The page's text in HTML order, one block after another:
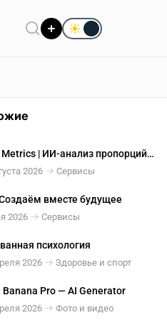
Metrics | ИИ-анализ пропорций
2026 Сервисы
вместе будущее
2026 Сервисы
психология
2026 Здоровье и спорт
Banana Pro — AI Generator
2026 Фото и видео